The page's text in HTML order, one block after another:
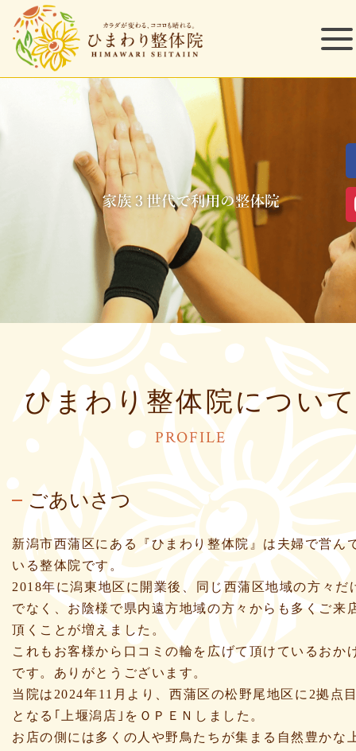
ひまわり整体院につい
PROFILE
ごあいさつ
新潟市西蒲区にある『ひまわり整体院』は夫婦で営ん
いる整体院です。
2018年に潟東地区に開業後、同じ西蒲区地域の方々だ
でなく、お陰様で県内遠方地域の方々からも多くご来
頂くことが増えました。
これもお客様から口コミの輪を広げて頂けているおか
です。ありがとうございます。
当院は2024年11月より、西蒲区の松野尾地区に2拠点
となる｢上堰潟店｣をＯＰＥＮしました。
お店の側には多くの人や野鳥たちが集まる自然豊かな